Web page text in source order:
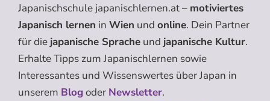
Japanischschule japanischlernen.at – motiviertes
Japanisch lernen in Wien und online. Dein Partner
für die japanische Sprache und japanische Kultur.
Erhalte Tipps zum Japanischlernen sowie
Interessantes und Wissenswertes über Japan in
unserem Blogoder Newsletter.